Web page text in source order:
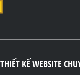
THIẾT KẾ WEBSITE